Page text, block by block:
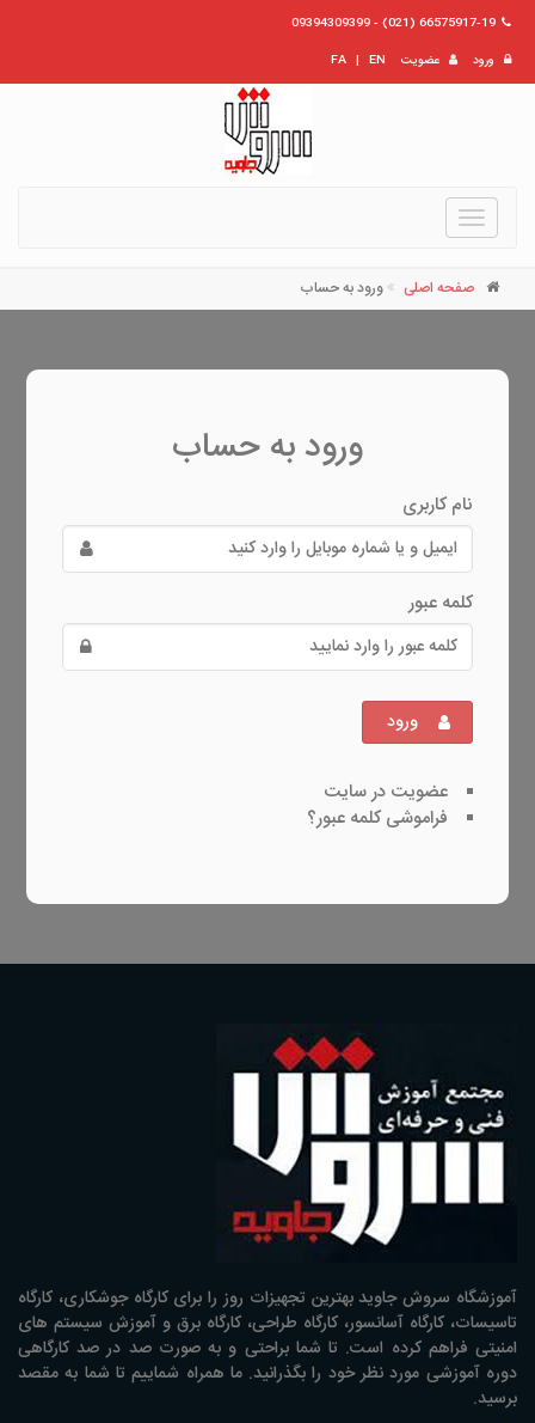
66575917-19 (021) - 09394309399
ورود
عضویت EN
|
FA
Toggle
navigation
صفحه اصلی ورود به حساب
ورود به حساب
نام کاربری
کلمه عبور
ورود
عضویت در سایت
فراموشی کلمه عبور؟
آموزشگاه سروش جاوید بهترین تجهیزات روز را برای کارگاه جوشکاری، کارگاه
تاسیسات، کارگاه آسانسور، کارگاه طراحی، کارگاه برق و آموزش سیستم های
امنیتی فراهم کرده است. تا شما براحتی و به صورت صد در صد کارگاهی
دوره آموزشی مورد نظر خود را بگذرانید. ما همراه شماییم تا شما به مقصد
برسید.